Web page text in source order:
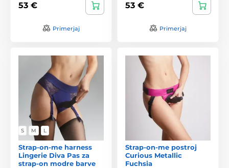
53 €
Primerjaj
53 €
Primerjaj
S M L
Strap-on-me harness
Lingerie Diva Pas za
strap-on modre barve
Strap-on-me postroj
Curious Metallic
Fuchsia